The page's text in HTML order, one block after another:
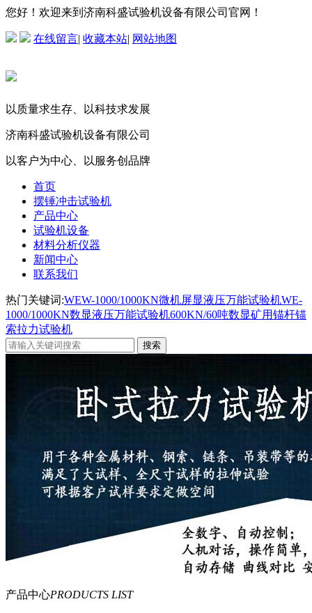
您好！欢迎来到济南科盛试验机设备有限公司官网！
在线留言| 收藏本站| 网站地图
以质量求生存、以科技求发展
济南科盛试验机设备有限公司
以客户为中心、以服务创品牌
首页
摆锤冲击试验机
产品中心
试验机设备
材料分析仪器
新闻中心
联系我们
热门关键词:WEW-1000/1000KN微机屏显液压万能试验机WE-
1000/1000KN数显液压万能试验机600KN/60吨数显矿用锚杆锚
索拉力试验机
产品中心PRODUCTS LIST